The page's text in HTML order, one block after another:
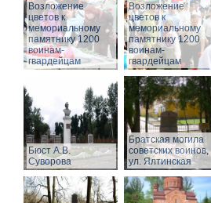
Возложение
цветов к
мемориальному
памятнику 1200
воинам-
гвардейцам
Возложение
цветов к
мемориальному
памятнику 1200
воинам-
гвардейцам
Бюст А.В.
Суворова
Братская могила
советских воинов,
ул. Ялтинская